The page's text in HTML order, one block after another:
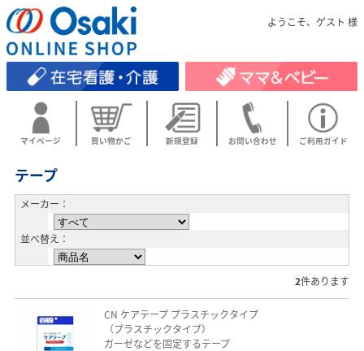
ようこそ、ゲスト 様
マイページ 買い物かご 新規登録 お問い合わせ ご利用ガイド
テープ
メーカー：
並べ替え：
2件あります
CN ケアテープ プラスチックタイプ
（プラスチックタイプ）
ガーゼなどを固定するテープ